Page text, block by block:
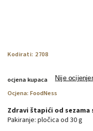
Kodirati: 2708
ocjena kupaca Nije
Ocjena: FoodNess
Zdravi štapići od sezama
Pakiranje: pločica od 30 g